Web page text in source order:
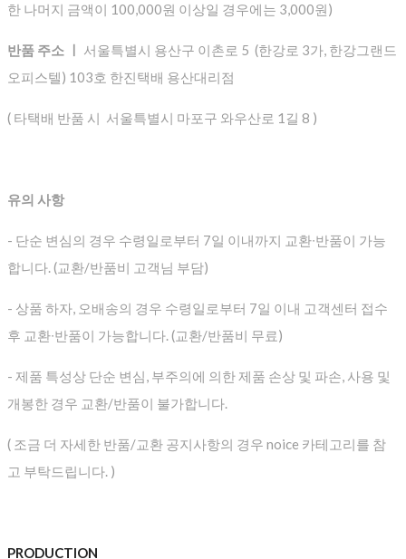
한 나머지 금액이 100,000원 이상일 경우에는 3,000원)
반품 주소 ㅣ 서울특별시 용산구 이촌로 5 (한강로 3가, 한강그랜드
오피스텔) 103호 한진택배 용산대리점
( 타택배 반품 시 서울특별시 마포구 와우산로 1길 8 )
유의 사항
- 단순 변심의 경우 수령일로부터 7일 이내까지 교환∙반품이 가능
합니다. (교환/반품비 고객님 부담)
- 상품 하자, 오배송의 경우 수령일로부터 7일 이내 고객센터 접수
후 교환∙반품이 가능합니다. (교환/반품비 무료)
- 제품 특성상 단순 변심, 부주의에 의한 제품 손상 및 파손, 사용 및
개봉한 경우 교환/반품이 불가합니다.
( 조금 더 자세한 반품/교환 공지사항의 경우 noice 카테고리를 참
고 부탁드립니다. )
PRODUCTION